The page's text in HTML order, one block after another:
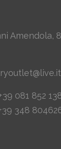
Amendola,
081 852
348